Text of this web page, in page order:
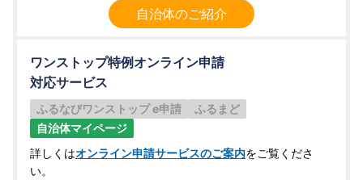
自治体のご紹介
ワンストップ特例オンライン申請
対応サービス
ふるなびワンストップ e申請
ふるまど
自治体マイページ
詳しくはオンライン申請サービスのご案内をご覧くださ
い。